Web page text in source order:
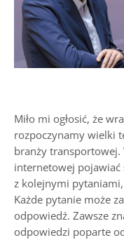
Miło mi ogłosić, że
rozpoczynamy wielki
branży transportowej.
internetowej pojawiać
z kolejnymi
Każde pytanie może
odpowiedź. Zawsze
odpowiedzi poparte